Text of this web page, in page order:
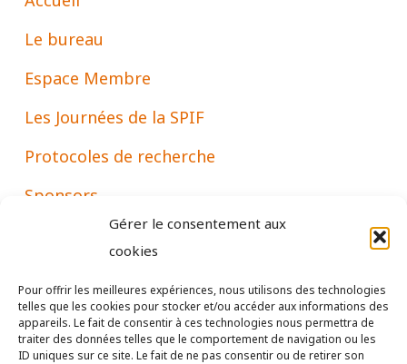
Gérer le consentement aux
cookies
Pour offrir les meilleures expériences, nous utilisons des technologies
telles que les cookies pour stocker et/ou accéder aux informations des
appareils. Le fait de consentir à ces technologies nous permettra de
traiter des données telles que le comportement de navigation ou les
ID uniques sur ce site. Le fait de ne pas consentir ou de retirer son
Le bureau
Espace Membre
Les Journées de la SPIF
Protocoles de recherche
Sponsors
Associations
Mentions